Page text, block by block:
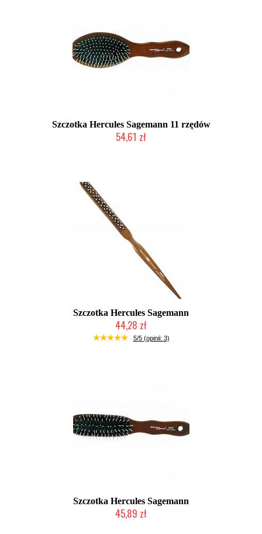
Szczotka Hercules Sagemann 11 rzędów
54,61 zł
Szczotka Hercules Sagemann
44,28 zł
Duża ilość (wysyłka w 24h)
5/5 (opinii: 3)
Szczotka Hercules Sagemann
45,89 zł